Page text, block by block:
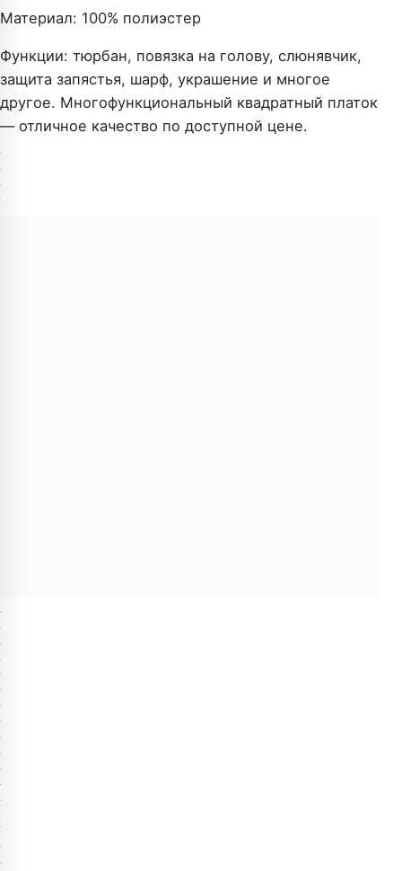
Материал: 100% полиэстер
Функции: тюрбан, повязка на голову, слюнявчик,
защита запястья, шарф, украшение и многое
другое. Многофункциональный квадратный платок
— отличное качество по доступной цене.